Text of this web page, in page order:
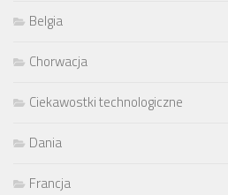
Belgia
Chorwacja
Ciekawostki technologiczne
Dania
Francja